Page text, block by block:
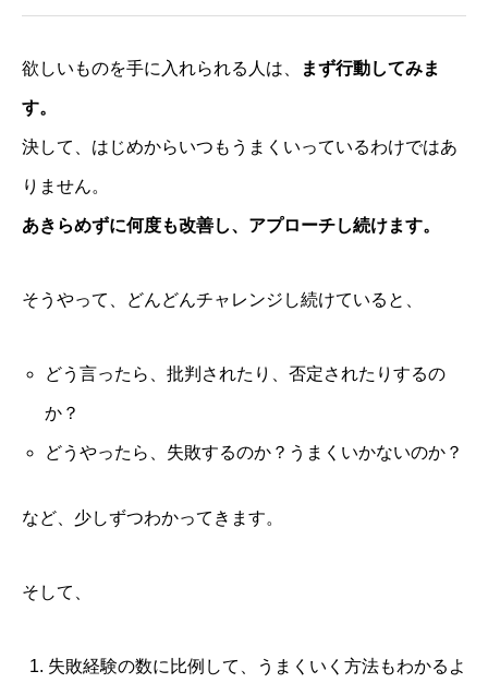
欲しいものを手に入れられる人は、 まず行動してみま
す。
決して、はじめからいつもうまくいっているわけではあ
りません。
あきらめずに何度も改善し、アプローチし続けます。
そうやって、どんどんチャレンジし続けていると、
どう言ったら、批判されたり、否定されたりするの
か？
どうやったら、失敗するのか？うまくいかないのか？
など、少しずつわかってきます。
そして、
失敗経験の数に比例して、うまくいく方法もわかるよ